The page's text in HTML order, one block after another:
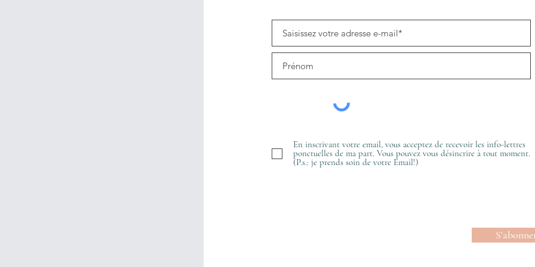
En inscrivant votre email, vous acceptez de recevoir les info-lettres
ponctuelles de ma part. Vous pouvez vous désincrire à tout moment.
(P.s.: je prends soin de votre Email!)